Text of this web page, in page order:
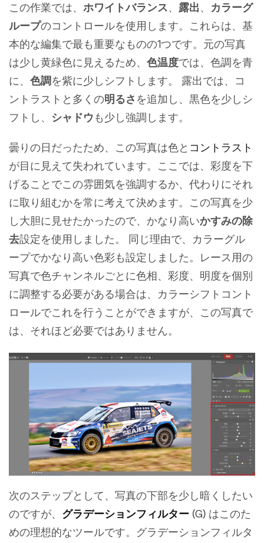
この作業では、 ホワイトバランス 、 露出 、
カラーグ
ループのコントロールを使用します。これらは、基
本的な編集で最も重要なものの1つです。元の写真
は少し黄緑色に見えるため、 色温度では、色調を青
に、 色調 を紫に少しシフトします。 露出では、コ
ントラストと多くの明るさ を追加し、黒色を少しシ
フトし、
シャドウ も少し強調します。
曇りの日だったため、この写真は色と コントラスト
が目に見えて失われています。ここでは、彩度を下
げることでこの雰囲気を強調するか、代わりにそれ
に取り組むかを常に考えて決めます。この写真を少
し大胆に見せたかったので、かなり高いかすみの除
去設定を使用しました。 同じ理由で、カラーグル
ープでかなり高い色彩も設定しました。レース用の
写真で色チャンネルごとに色相、彩度、明度を個別
に調整する必要がある場合は、カラーシフトコント
ロールでこれを行うことができますが、この写真で
は、それほど必要ではありません。
次のステップとして、写真の下部を少し暗くしたい
のですが、 グラデーションフィルター (G) はこのた
めの理想的なツールです。グラデーションフィルタ